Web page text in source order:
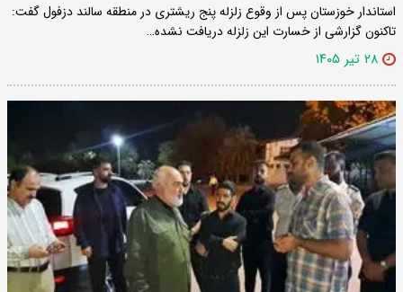
استاندار خوزستان پس از وقوع زلزله پنج ریشتری در منطقه سالند دزفول گفت:
تاکنون گزارشی از خسارت این زلزله دریافت نشده…
۲۸ تیر ۱۴۰۵